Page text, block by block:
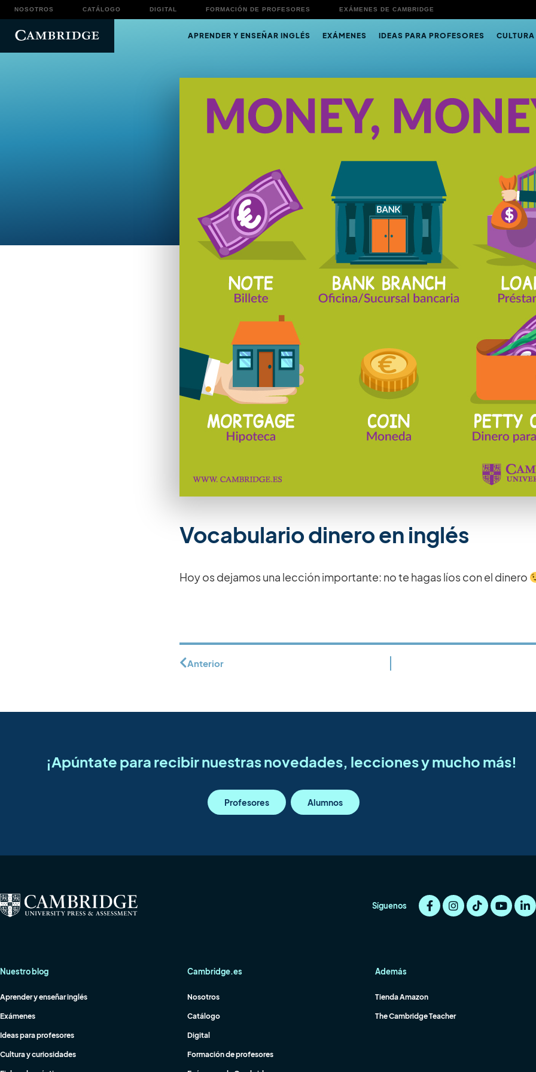
NOSOTROS CATÁLOGO DIGITAL FORMACIÓN DE PROFESORES EXÁMENES DE CAMBRIDGE
APRENDER Y ENSEÑAR INGLÉS EXÁMENES IDEAS PARA PROFESORES
Vocabulario dinero en inglés
Hoy os dejamos una lección importante: no te hagas líos con el dinero
Anterior
¡Apúntate para recibir nuestras novedades, lecciones y mucho más!
Profesores Alumnos
Síguenos
Nuestro blog
Aprender y enseñar inglés
Exámenes
Ideas para profesores
Cultura y curiosidades
Cambridge.es
Nosotros
Catálogo
Digital
Formación de profesores
Además
Tienda Amazon
The Cambridge Teacher